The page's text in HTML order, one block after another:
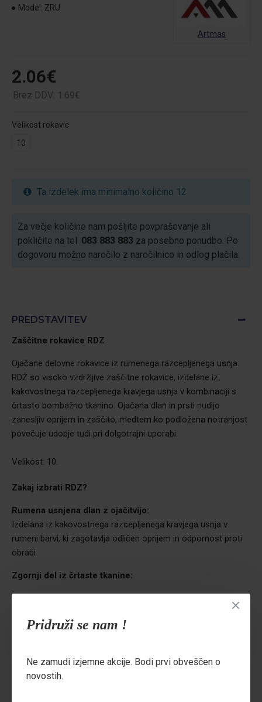
Pridruži se nam !
Ne zamudi izjemne akcije. Bodi prvi obveščen o
novostih.
2.06€
Brez DDV: 1.69€
Model: ZRU
Artmas
Velikost rokavic
10
Ta izdelek ima minimalno količino 12
Za večje količine nam pošljite povpraševanje ali
pokličite na tel. 083 883 883 za posebno ponudbo. Po
dogovoru možno naročilo z naročilnico in odlog plačila.
PREDSTAVITEV
Zaščitne rokavice RDZ
Ojačane delovne rokavice iz rumenega razcepljenega usnja.
RDŻ so visoko vzdržljive zaščitne rokavice, izdelane iz
kakovostnega razcepljenega kravjega usnja v kombinaciji s
črtasto bombažno tkanino. Ojačana dlan in prsti nudijo
zanesljiv oprijem in zaščito, medtem ko podložena notranjost
povečuje udobje tudi pri dolgotrajni uporabi.
Velikost: 10.
Zakaj izbrati RDZ?
Rumena usnjena dlan z ojačitvijo:
Izdelana iz kakovostnega razcepljenega kravjega usnja v
rumeni barvi, ki zagotavlja odličen oprijem in odpornost proti
obrabi.
Zgornji del iz črtaste tkanine:
Trpežna črtasta bombažna tkanina omogoča dodatno
zaščito roke med delom.